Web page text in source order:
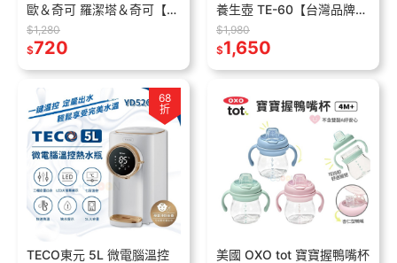
歐＆奇可 羅潔塔＆奇可【現
貨】超級瑪利歐系列
Amiibo公仔 NS2
$1,280
$720
養生壺 TE-60【台灣品牌
一年保固】現貨 熱水壺 煮
水壺 養生壺 花茶壺 快煮壺
$1,980
$1,650
68
折
TECO東元 5L 微電腦溫控
美國 OXO tot 寶寶握鴨嘴杯